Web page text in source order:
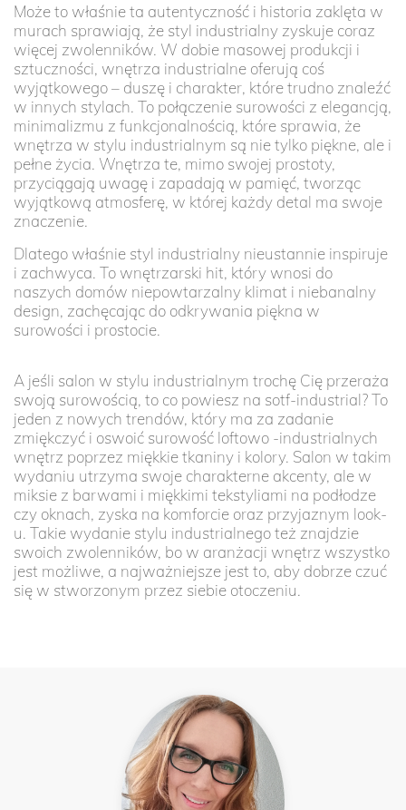
Może to właśnie ta autentyczność i historia zaklęta w
murach sprawiają, że styl industrialny zyskuje coraz
więcej zwolenników. W dobie masowej produkcji i
sztuczności, wnętrza industrialne oferują coś
wyjątkowego – duszę i charakter, które trudno znaleźć
w innych stylach. To połączenie surowości z elegancją,
minimalizmu z funkcjonalnością, które sprawia, że
wnętrza w stylu industrialnym są nie tylko piękne, ale i
pełne życia. Wnętrza te, mimo swojej prostoty,
przyciągają uwagę i zapadają w pamięć, tworząc
wyjątkową atmosferę, w której każdy detal ma swoje
znaczenie.
Dlatego właśnie styl industrialny nieustannie inspiruje
i zachwyca. To wnętrzarski hit, który wnosi do
naszych domów niepowtarzalny klimat i niebanalny
design, zachęcając do odkrywania piękna w
surowości i prostocie.
A jeśli salon w stylu industrialnym trochę Cię przeraża
swoją surowością, to co powiesz na sotf-industrial? To
jeden z nowych trendów, który ma za zadanie
zmiękczyć i oswoić surowość loftowo -industrialnych
wnętrz poprzez miękkie tkaniny i kolory. Salon w takim
wydaniu utrzyma swoje charakterne akcenty, ale w
miksie z barwami i miękkimi tekstyliami na podłodze
czy oknach, zyska na komforcie oraz przyjaznym look-
u. Takie wydanie stylu industrialnego też znajdzie
swoich zwolenników, bo w aranżacji wnętrz wszystko
jest możliwe, a najważniejsze jest to, aby dobrze czuć
się w stworzonym przez siebie otoczeniu.